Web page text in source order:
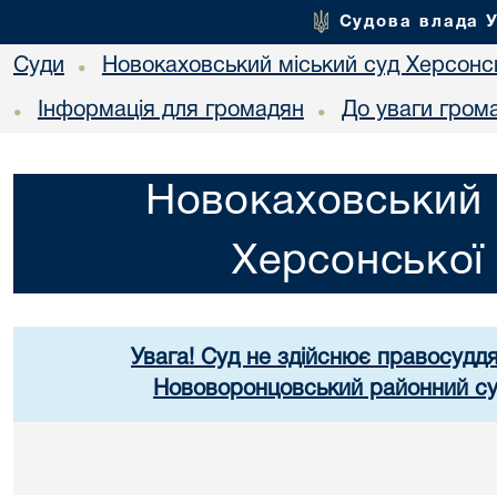
Судова влада
Суди • Новокаховський міський суд
• Інформація для громадян • До уваги
Новокаховський
Херсонської
Увага! Суд не здійснює
Нововоронцовський районний